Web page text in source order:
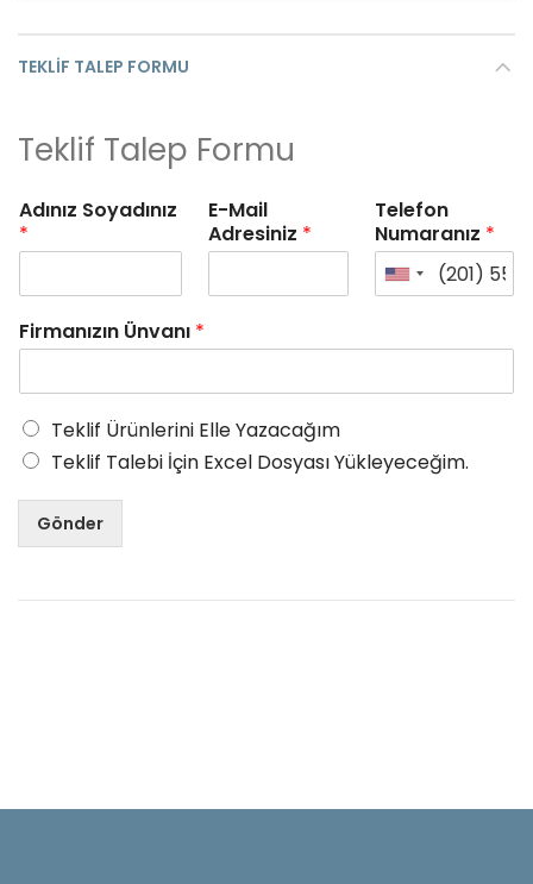
TEKLIF TALEP FORMU
Teklif Talep Formu
Adınız Soyadınız
*
E-Mail
Adresiniz *
Telefon
Numaranız *
Firmanızın Ünvanı *
Teklif Ürünlerini Elle Yazacağım
Teklif Talebi İçin Excel Dosyası Yükleyeceğim.
Gönder